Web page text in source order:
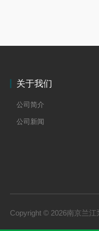
关于我们
公司简介
公司新闻
Copyright © 2026南京兰